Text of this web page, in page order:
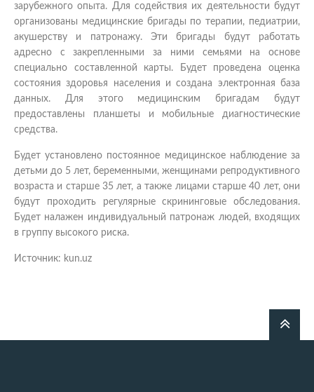
зарубежного опыта. Для содействия их деятельности будут
организованы медицинские бригады по терапии, педиатрии,
акушерству и патронажу. Эти бригады будут работать
адресно с закрепленными за ними семьями на основе
специально составленной карты. Будет проведена оценка
состояния здоровья населения и создана электронная база
данных. Для этого медицинским бригадам будут
предоставлены планшеты и мобильные диагностические
средства.
Будет установлено постоянное медицинское наблюдение за
детьми до 5 лет, беременными, женщинами репродуктивного
возраста и старше 35 лет, а также лицами старше 40 лет, они
будут проходить регулярные скрининговые обследования.
Будет налажен индивидуальный патронаж людей, входящих
в группу высокого риска.
Источник: kun.uz